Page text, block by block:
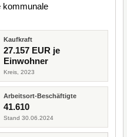
kommunale
Kaufkraft
27.157 EUR je
Einwohner
Kreis, 2023
Arbeitsort-Beschäftigte
41.610
Stand 30.06.2024